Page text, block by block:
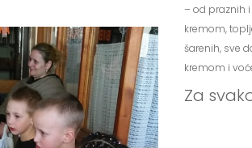
– od praznih
kremom,
šarenih, sve
kremom i
Za